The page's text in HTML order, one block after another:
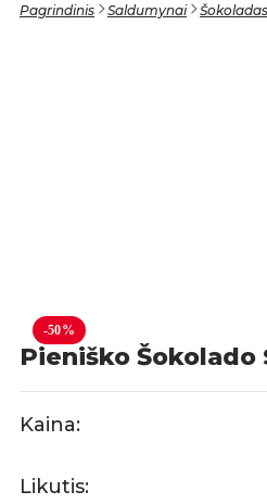
Pagrindinis Saldumynai Šokoladas
-50%
Pieniško Šokolado
Kaina:
Likutis: